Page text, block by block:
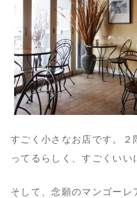
すごく小さなお店です。２
ってるらしく、すごくいい
そして、念願のマンゴーレ